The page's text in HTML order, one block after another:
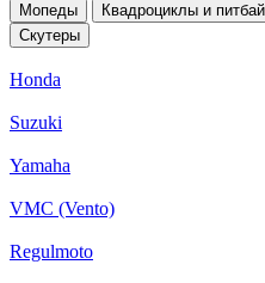
Мопеды
Квадроциклы и
Скутеры
Honda
Suzuki
Yamaha
VMC (Vento)
Regulmoto